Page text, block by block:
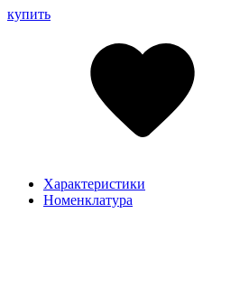
купить
Характеристики
Номенклатура